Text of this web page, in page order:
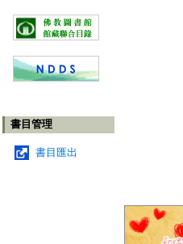
書目管理
書目匯出